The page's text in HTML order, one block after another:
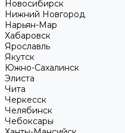
Новосибирск
Нижний Новгород
Нарьян-Мар
Хабаровск
Ярославль
Якутск
Южно-Сахалинск
Элиста
Чита
Черкесск
Челябинск
Чебоксары